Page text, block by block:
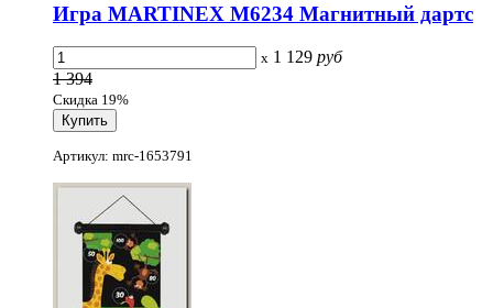
Игра MARTINEX M6234 Магнитный дартс
x 1 129 руб
1 394
Скидка 19%
Артикул: mrc-1653791